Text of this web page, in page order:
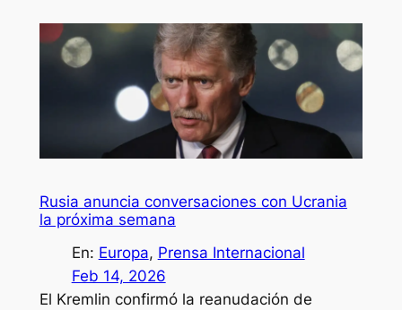
Rusia anuncia conversaciones con Ucrania
la próxima semana
En: Europa, Prensa Internacional
Feb 14, 2026
El Kremlin confirmó la reanudación de